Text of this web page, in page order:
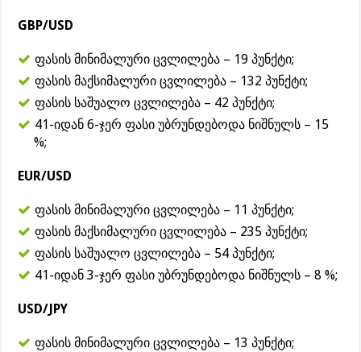
GBP/USD
ფასის მინიმალური ცვლილება – 19 პუნქტი;
ფასის მაქსიმალური ცვლილება – 132 პუნქტი;
ფასის საშუალო ცვლილება – 42 პუნქტი;
41-იდან 6-ჯერ ფასი უბრუნდებოდა ნიშნულს – 15
%;
EUR/USD
ფასის მინიმალური ცვლილება – 11 პუნქტი;
ფასის მაქსიმალური ცვლილება – 235 პუნქტი;
ფასის საშუალო ცვლილება – 54 პუნქტი;
41-იდან 3-ჯერ ფასი უბრუნდებოდა ნიშნულს – 8 %;
USD/JPY
ფასის მინიმალური ცვლილება – 13 პუნქტი;